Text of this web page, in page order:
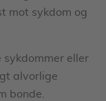
mot sykdom og
sykdommer eller
alvorlige
bonde.